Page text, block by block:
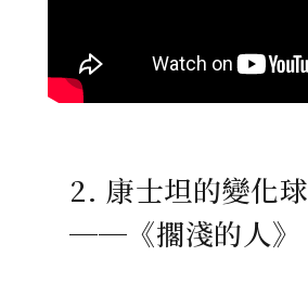
2. 康士坦的變化球
──《擱淺的人》